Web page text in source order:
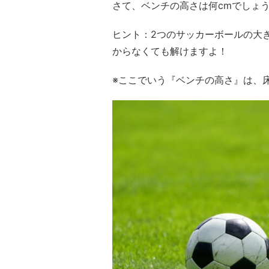
さて、ベンチの高さは何cmでしょ
ヒント：2つのサッカーボールの大
からなくても解けますよ！
※ここでいう『ベンチの高さ』は、